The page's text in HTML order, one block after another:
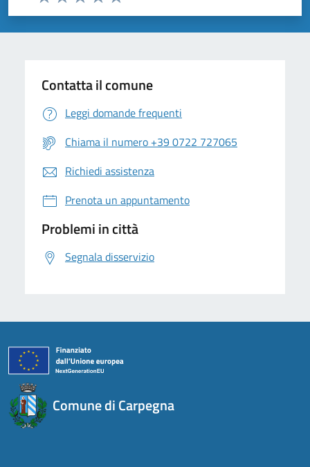
Valuta 5 stelle su 5
Valuta 4 stelle su 5
Valuta 3 stelle su 5
Valuta 2 stelle su 5
Valuta 1 stelle su 5
Contatta il comune
Leggi domande frequenti
Chiama il numero +39 0722 727065
Richiedi assistenza
Prenota un appuntamento
Problemi in città
Segnala disservizio
Comune di Carpegna